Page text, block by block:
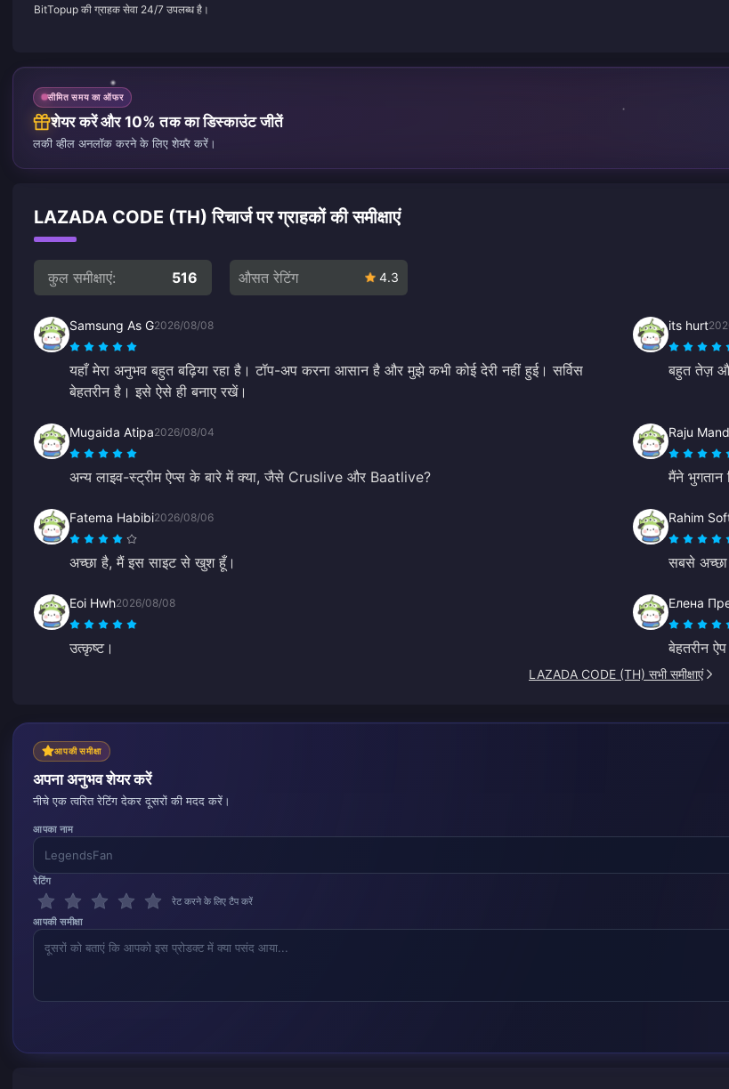
BitTopup की ग्राहक सेवा 24/7 उपलब्ध है।
सीमित समय का ऑफर
शेयर करें और 10% तक का डिस्काउंट जीतें
लकी व्हील अनलॉक करने के लिए शेयर करें।
LAZADA CODE (TH) रिचार्ज पर ग्राहकों की समीक्षाएं
कुल समीक्षाएं: 516 औसत रेटिंग 4.3
Samsung As G2026/08/08
यहाँ मेरा अनुभव बहुत बढ़िया रहा है। टॉप-अप करना आसान है और मुझे कभी कोई देरी नहीं हुई। सर्विस
बेहतरीन है। इसे ऐसे ही बनाए रखें।
its hurt
बहुत तेज़
Mugaida Atipa2026/08/04
अन्य लाइव-स्ट्रीम ऐप्स के बारे में क्या, जैसे Cruslive और Baatlive?
Raju
मैंने भुगतान
Fatema Habibi2026/08/06
अच्छा है, मैं इस साइट से खुश हूँ।
Rahim
सबसे
Eoi Hwh2026/08/08
उत्कृष्ट।
Елена
बेहतरीन
LAZADA CODE (TH) सभी समीक्षाएं
आपकी समीक्षा
अपना अनुभव शेयर करें
नीचे एक त्वरित रेटिंग देकर दूसरों की मदद करें।
आपका नाम
रेटिंग
रेट करने के लिए टैप करें
आपकी समीक्षा